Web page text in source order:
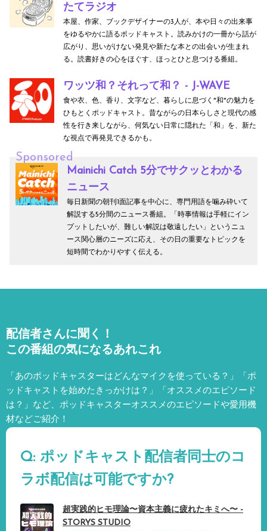
たてラジオ
本屋、作家、ブックデザイナーの3人が、本や日々の出来事
をゆるやかに語るポッドキャスト。読みかけの一冊から話が
広がり、思いがけない発見や新たな本との出会いが生まれ
る。読書好きの心をほぐす、ほっとひと息つける番組。
ワッツ和？それって和？ - J-WAVE
食や衣、色、香り、文字など、暮らしに息づく"和"の魅力を
ひもとくポッドキャスト。昔ながらの日本らしさと現代の感
性を行き来しながら、何気ない日常に隠れた「和」を、新た
な視点で再発見できるかも。
Sponsored
Mainichi Catch 5分でサクッとわかる
ニュース
毎日新聞の朝刊1面記事を中心に、専門用語を噛み砕いて
解説する5分間のニュース番組。「時事情報は手軽にイン
プットしたいが、難しい解説は敬遠したい」というニュ
ース関心層のニーズに応え、その日の重要なトピックを
短時間でわかりやすく伝える。
配信者さんに聞く！
この番組の気になるあれこれ
「あのポッドキャスターはどんなマイクを使っている？」「ポ
ッドキャストを始めたきっかけは？」「オススメのエピソード
は？」など、 ポッドキャスターオススメのエピソードや愛用機
材などご紹介！
Q: ポッドキャスト配信者同士のコ
ラボ配信は可能ですか?
超実践的ヒモ理論〜資本主義に疲れたキミへ〜 -
STORYS STUDIO